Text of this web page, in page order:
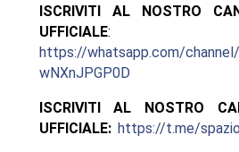
ISCRIVITI AL NOSTRO
UFFICIALE:
https://whatsapp.com/
wNXnJPGP0D
ISCRIVITI AL NOSTRO
UFFICIALE: https://t.me/